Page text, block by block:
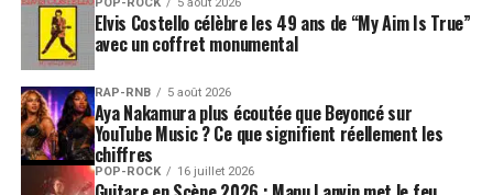
Elvis Costello célèbre les 49 ans de “My Aim Is True”
avec un coffret monumental
RAP-RNB 5 août 2026
Aya Nakamura plus écoutée que Beyoncé sur
YouTube Music ? Ce que signifient réellement les
chiffres
POP-ROCK 16 juillet 2026